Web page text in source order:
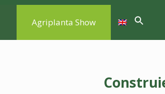
Agriplanta Show